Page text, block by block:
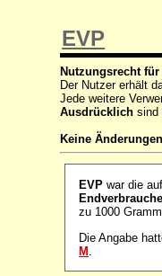
EVP
Nutzungsrecht
Der Nutzer erhält
Jede weitere
Ausdrücklich sind
Keine
EVP war die
zu 1000
Die Angabe
M